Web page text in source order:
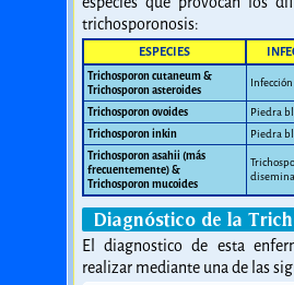
trichosporonosis:
ESPECIES
Trichosporon cutaneum &
Trichosporon asteroides
Trichosporon ovoides
Piedra
Trichosporon inkin
Piedra
Trichosporon asahii (más
frecuentemente) &
Trichosporon mucoides
Diagnóstico de la
El diagnostico de esta
realizar mediante una de las